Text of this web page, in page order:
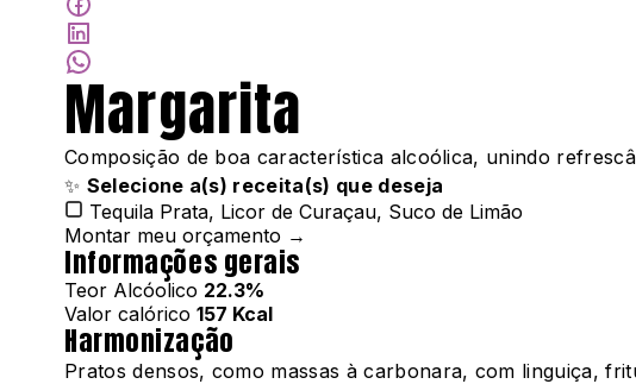
Margarita
Composição de boa característica alcoólica, unindo
✨ Selecione a(s) receita(s) que deseja
Tequila Prata, Licor de Curaçau, Suco de Limão
Montar meu orçamento →
Informações gerais
Teor Alcóolico 22.3%
Valor calórico 157 Kcal
Harmonização
Pratos densos, como massas à carbonara, com linguiça,